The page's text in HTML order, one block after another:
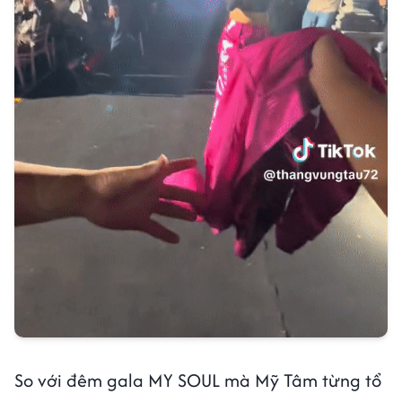
So với đêm gala MY SOUL mà Mỹ Tâm từng tổ